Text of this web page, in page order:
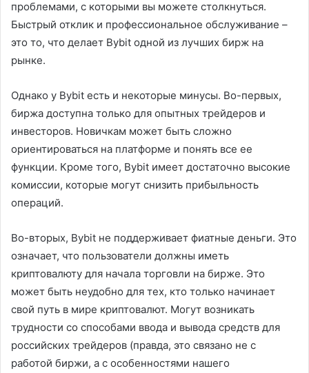
проблемами, с которыми вы можете столкнуться.
Быстрый отклик и профессиональное обслуживание –
это то, что делает Bybit одной из лучших бирж на
рынке.
Однако у Bybit есть и некоторые минусы. Во-первых,
биржа доступна только для опытных трейдеров и
инвесторов. Новичкам может быть сложно
ориентироваться на платформе и понять все ее
функции. Кроме того, Bybit имеет достаточно высокие
комиссии, которые могут снизить прибыльность
операций.
Во-вторых, Bybit не поддерживает фиатные деньги. Это
означает, что пользователи должны иметь
криптовалюту для начала торговли на бирже. Это
может быть неудобно для тех, кто только начинает
свой путь в мире криптовалют. Могут возникать
трудности со способами ввода и вывода средств для
российских трейдеров (правда, это связано не с
работой биржи, а с особенностями нашего